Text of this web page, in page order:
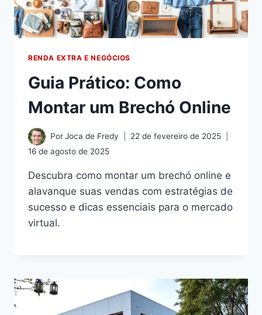
RENDA EXTRA E NEGÓCIOS
Guia Prático: Como
Montar um Brechó Online
PorJoca de Fredy
22 de fevereiro de 2025
16 de agosto de 2025
Descubra como montar um brechó online e
alavanque suas vendas com estratégias de
sucesso e dicas essenciais para o mercado
virtual.